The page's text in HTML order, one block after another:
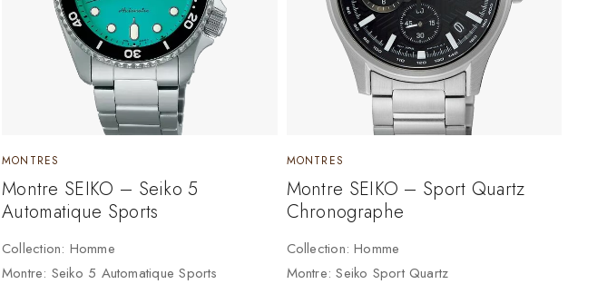
MONTRES
Montre SEIKO – Seiko 5
Automatique Sports
Collection: Homme
Montre: Seiko 5 Automatique Sports
MONTRES
Montre SEIKO – Sport Quartz
Chronographe
Collection: Homme
Montre: Seiko Sport Quartz